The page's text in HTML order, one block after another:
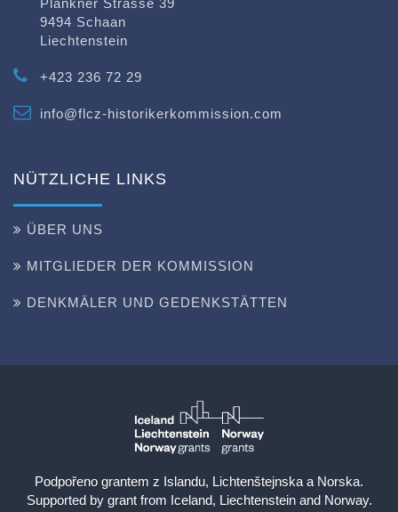
Plankner Strasse 39
9494 Schaan
Liechtenstein
+423 236 72 29
info@flcz-historikerkommission.com
NÜTZLICHE LINKS
ÜBER UNS
MITGLIEDER DER KOMMISSION
DENKMÄLER UND GEDENKSTÄTTEN
Podpořeno grantem z Islandu, Lichtenštejnska a Norska.
Supported by grant from Iceland, Liechtenstein and Norway.